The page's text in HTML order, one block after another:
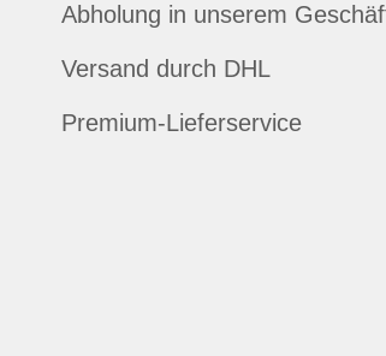
Abholung in unserem
Versand durch DHL
Premium-Lieferservice